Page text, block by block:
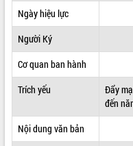
THÔNG TIN CHỈ ĐẠO ĐIỀU HÀNH
HỆ THỐNG VĂN BẢN
VĂN BẢN HĐND TỈNH
ĐIỂM TIN VĂN BẢN
Ngày hiệu lực
Người Ký
Cơ quan ban hành
Trích yếu
Đẩy
đến
Nội dung văn bản